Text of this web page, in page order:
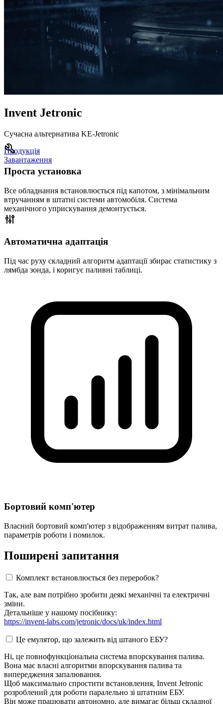
Invent Jetronic
Сучасна альтернатива KE-Jetronic
Продукція
Завантаження
Проста установка
Все обладнання встановлюється під капотом, з мінімальним
втручанням в штатні системи автомобіля. Система
механічного уприскування демонтується.
Автоматична адаптація
Під час руху складний алгоритм адаптації збирає статистику з
лямбда зонда, і коригує паливні таблиці.
Бортовий комп'ютер
Власний бортовий комп'ютер з відображенням витрат палива,
параметрів роботи і помилок.
Поширені запитання
Комплект встановлюється без переробок?
Так, але вам потрібно зробити деякі механічні та електричні
зміни.
Детальніше у нашому посібнику:
https://invent-labs.com/jetronic/docs/uk/index.html
Це емулятор, що залежить від штаного ЕБУ?
Ні, це повнофункціональна система впорскування палива.
Вона має власні алгоритми впорскування палива та
випередження запалювання.
Щоб максимально спростити встановлення, Invent Jetronic
розроблений для роботи паралельно зі штатним ЕБУ.
Він може працювати автономно, але вимагає більш складної